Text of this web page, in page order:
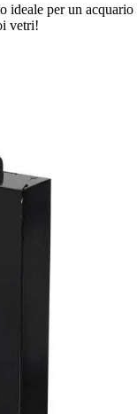
ideale per un acquario
vetri!